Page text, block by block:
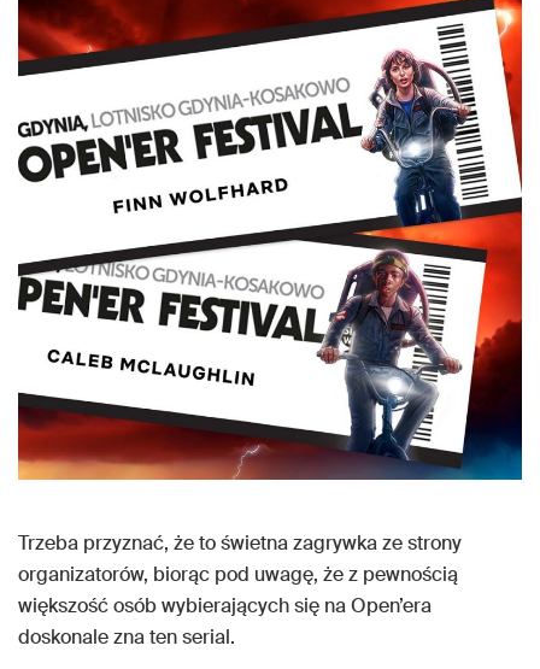
Trzeba przyznać, że to świetna zagrywka ze strony
organizatorów, biorąc pod uwagę, że z pewnością
większość osób wybierających się na Open’era
doskonale zna ten serial.